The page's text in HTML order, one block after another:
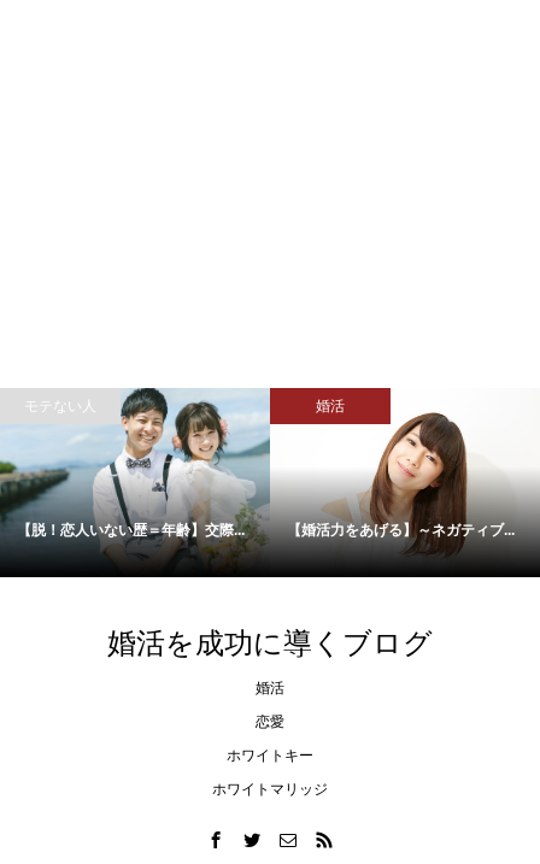
ネガティブ...
メイク・ファッション
「女性目線」でお話します！おし... 今すぐ恋がしたくな
婚活を成功に導くブログ
婚活
恋愛
ホワイトキー
ホワイトマリッジ